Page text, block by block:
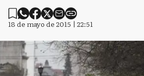
18 de mayo de 2015 | 22:51